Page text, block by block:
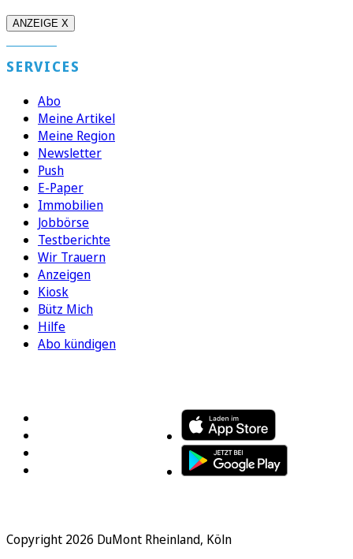
ANZEIGE X
SERVICES
Abo
Meine Artikel
Meine Region
Newsletter
Push
E-Paper
Immobilien
Jobbörse
Testberichte
Wir Trauern
Anzeigen
Kiosk
Bütz Mich
Hilfe
Abo kündigen
Copyright 2026 DuMont Rheinland, Köln